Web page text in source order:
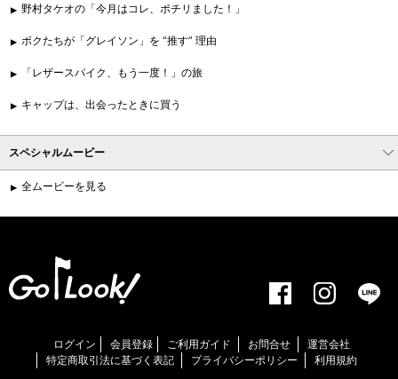
野村タケオの「今月はコレ、ポチリました！」
ボクたちが「グレイソン」を “推す” 理由
「レザースパイク、もう一度！」の旅
キャップは、出会ったときに買う
スペシャルムービー
全ムービーを見る
ログイン 会員登録 ご利用ガイド お問合せ
運営会社
特定商取引法に基づく表記
プライバシーポリシー 利用規約